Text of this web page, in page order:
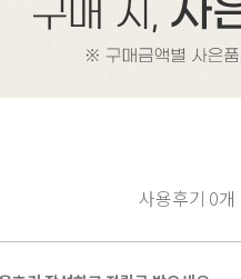
사용후기 0개